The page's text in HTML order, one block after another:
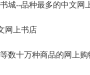
城--品种最多的中文
网上书店
数十万种商品的网上